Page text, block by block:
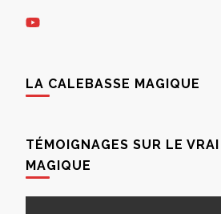
LA CALEBASSE MAGIQUE
TÉMOIGNAGES SUR LE
MAGIQUE